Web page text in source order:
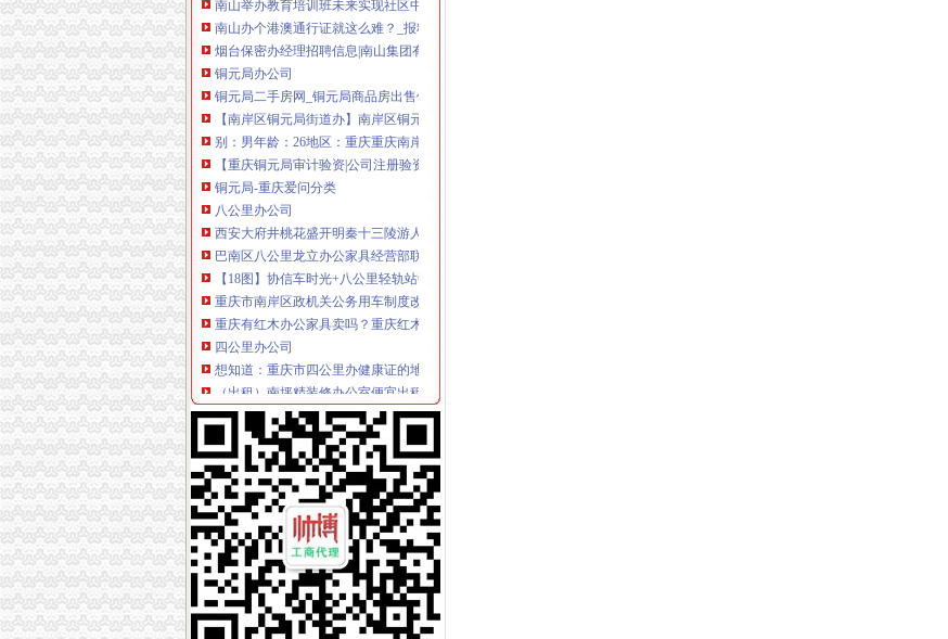
南山办个港澳通行证就这么难？_报料_民声汇_奥一报料_南都报系综合
烟台保密办经理招聘信息|南山集团有限公司招聘信息-齐鲁人才网
铜元局办公司
铜元局二手房网_铜元局商品房出售信息,重庆铜元局二手房交易网,
【南岸区铜元局街道办】南岸区铜元局街道办电话,南岸区铜元局街道
别：男年龄：26地区：重庆重庆南岸区铜元局社区卫生服务中心可以
【重庆铜元局审计验资|公司注册验资|注册公司验资】-重庆赶集网
铜元局-重庆爱问分类
八公里办公司
西安大府井桃花盛开明秦十三陵游人如织_搜狐旅游_搜狐网
巴南区八公里龙立办公家具经营部联系方式_信用报告_工商信息-启信宝
【18图】协信车时光+八公里轻轨站旁+端头户型+正规三室（火热办
重庆市南岸区政机关公务用车制度改革取消车辆拍卖公告（第1批）|
重庆有红木办公家具卖吗？重庆红木办公家具直销！去八公里广东办公
四公里办公司
想知道：重庆市四公里办健康证的地方在哪？-搜问问
（出租）南坪精装修办公室便宜出租—重庆南岸四公里办公,写字楼
（承办）重庆四公里换乘枢纽站暖通工程办事结果-重庆市城乡建设委
外籍乘客在上海车4公里遭索车费2300元_网易新闻
公司2台电脑离的很远,差不多4公里哦,怎么办才能形成资源共享？_
上新街办公司
柳州市澳华石油液化气有限责任公司沙埔镇上雷新街气店_【信用信息_
上新街垃圾处理站【重庆晚报吧】_百度贴吧
【上新街单位宿舍小区|上新街单位宿舍二手房/租房】-上海赶集网
重庆办理各国签证,办理各国签证资料_景点图片_重庆渝之旅国际旅行
王占勇：以科学发展观统领新街项目的开发和建设_华集团有限责任
南岸周边办公司
【重庆南岸周边公司业务招聘网_公司业务招聘信息】-重庆智联招聘